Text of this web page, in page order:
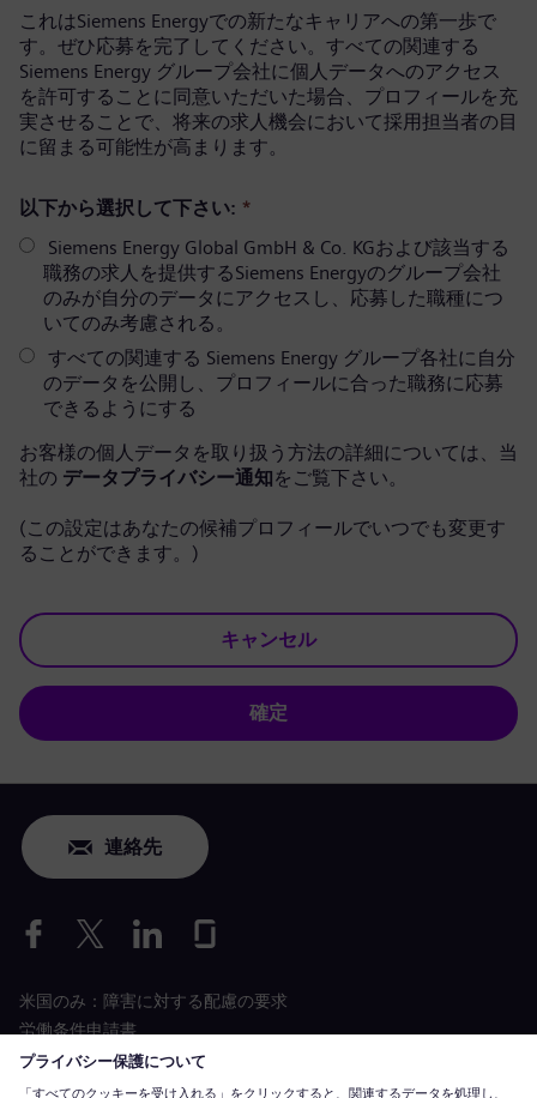
これはSiemens Energyでの新たなキャリアへの第一歩で
す。ぜひ応募を完了してください。すべての関連する
Siemens Energy グループ会社に個人データへのアクセス
を許可することに同意いただいた場合、プロフィールを充
実させることで、将来の求人機会において採用担当者の目
に留まる可能性が高まります。
以下から選択して下さい: *
Siemens Energy Global GmbH & Co. KGおよび該当する
職務の求人を提供するSiemens Energyのグループ会社
のみが自分のデータにアクセスし、応募した職種につ
いてのみ考慮される。
すべての関連する Siemens Energy グループ各社に自分
のデータを公開し、プロフィールに合った職務に応募
できるようにする
お客様の個人データを取り扱う方法の詳細については、当
社の データプライバシー通知をご覧下さい。
(この設定はあなたの候補プロフィールでいつでも変更す
ることができます。)
キャンセル
確定
連絡先
米国のみ：障害に対する配慮の要求
労働条件申請書
siemens-energy.comグローバルウェブサイト